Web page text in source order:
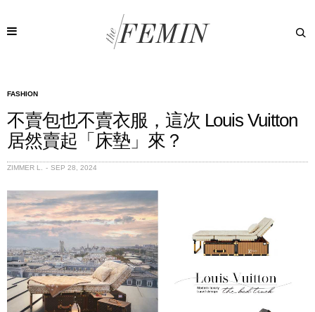
FASHION
不賣包也不賣衣服，這次 Louis Vuitton
居然賣起「床墊」來？
ZIMMER L. SEP 28, 2024